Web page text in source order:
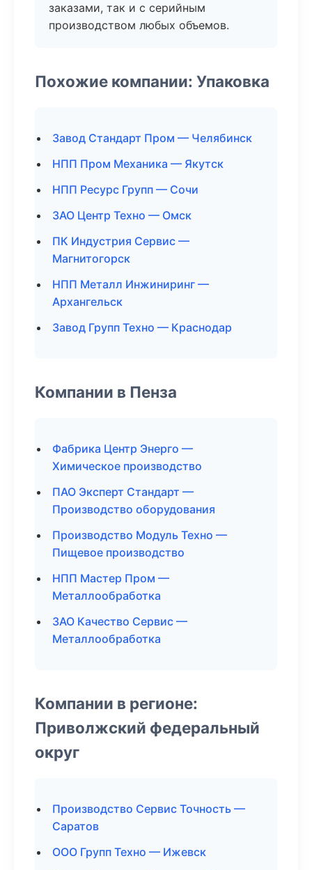
заказами, так и с серийным
производством любых объемов.
Похожие компании: Упаковка
Завод Стандарт Пром — Челябинск
НПП Пром Механика — Якутск
НПП Ресурс Групп — Сочи
ЗАО Центр Техно — Омск
ПК Индустрия Сервис —
Магнитогорск
НПП Металл Инжиниринг —
Архангельск
Завод Групп Техно — Краснодар
Компании в Пенза
Фабрика Центр Энерго —
Химическое производство
ПАО Эксперт Стандарт —
Производство оборудования
Производство Модуль Техно —
Пищевое производство
НПП Мастер Пром —
Металлообработка
ЗАО Качество Сервис —
Металлообработка
Компании в регионе:
Приволжский федеральный
округ
Производство Сервис Точность —
Саратов
ООО Групп Техно — Ижевск